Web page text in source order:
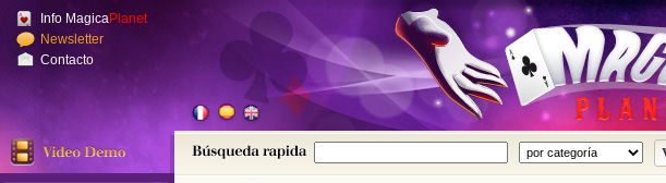
Info MagicaPlanet
Newsletter
Contacto